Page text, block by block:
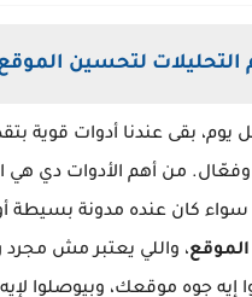
التحليلات لتحسين
يوم، بقى عندنا أدوات قوية
من أهم الأدوات دي هي
سواء كان عنده مدونة بسيطة
، واللي يعتبر مش مجرد
إيه جوه موقعك، وبيوصلوا